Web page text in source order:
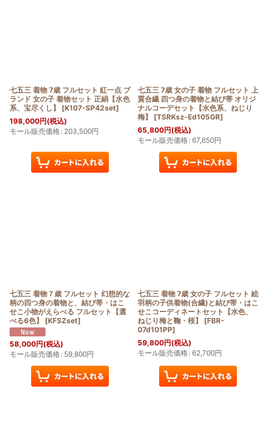
七五三 着物 7歳 フルセット 紅一点 ブ
ランド 女の子 着物セット 正絹【水色
系、宝尽くし】
[K107-SP42set]
198,000円(税込)
モール販売価格: 203,500円
七五三 7歳 女の子 着物 フルセット 上
質合繊 四つ身の着物と結び帯 オリジ
ナルコーデセット【水色系、ねじり
梅】
[TSRKsz-Ed105GR]
65,800円(税込)
モール販売価格: 67,650円
七五三 着物７歳 フルセット 幻想的な
柄の四つ身の着物と、結び帯・はこ
せこ小物がえらべる フルセット【選
べる6色】
[KFSZset]
58,000円(税込)
モール販売価格: 59,800円
七五三 着物 7歳 女の子 フルセット 絵
羽柄の子供着物(合繊)と結び帯・はこ
せこコーディネートセット【水色、
ねじり梅と鞠・桜】
[FBR-
07d101PP]
59,800円(税込)
モール販売価格: 62,700円